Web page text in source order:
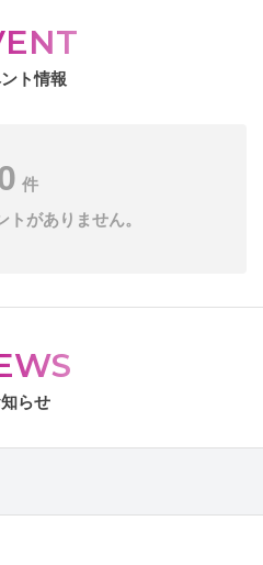
ト情報
件
がありません。
らせ